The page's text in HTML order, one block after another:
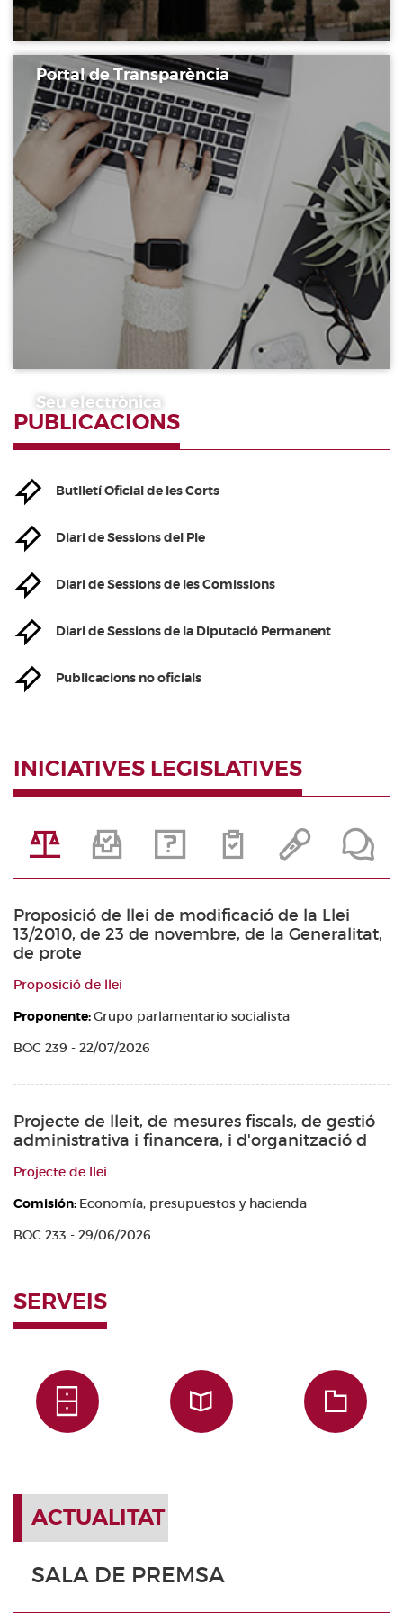
Portal de Transparència
Seu electrònica
PUBLICACIONS
Butlletí Oficial de les Corts
Diari de Sessions del Ple
Diari de Sessions de les Comissions
Diari de Sessions de la Diputació Permanent
Publicacions no oficials
INICIATIVES LEGISLATIVES
Proposició de llei de modificació de la Llei
13/2010, de 23 de novembre, de la Generalitat,
de prote
Proposició de llei
Proponente:Grupo parlamentario socialista
BOC 239 - 22/07/2026
Projecte de lleit, de mesures fiscals, de gestió
administrativa i financera, i d'organització d
Projecte de llei
Comisión: Economía, presupuestos y hacienda
BOC 233 - 29/06/2026
SERVEIS
ACTUALITAT
SALA DE PREMSA